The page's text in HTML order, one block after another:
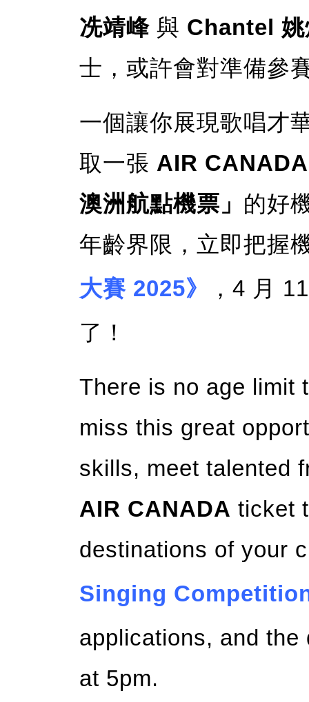
冼靖峰 與 Chantel 姚
士，或許會對準備參
一個讓你展現歌唱才
取一張 AIR
澳洲航點機票」 的好
年齡界限，立即把握
大賽 2025》
，4 月
了！
There is no age limit
miss this great
skills, meet talented
AIR CANADA ticket
destinations of your
Singing
applications, and
at 5pm.